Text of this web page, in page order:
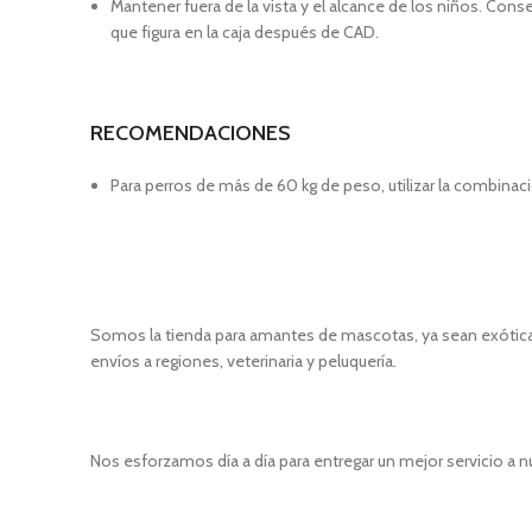
Mantener fuera de la vista y el alcance de los niños.
que figura en la caja después de CAD.
RECOMENDACIONES
Para perros de más de 60 kg de peso, utilizar la
Somos la tienda para amantes de mascotas, ya sean
envíos a regiones, veterinaria y peluquería.
Nos esforzamos día a día para entregar un mejor servicio a